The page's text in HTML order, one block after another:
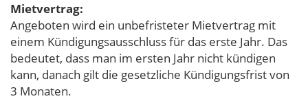
Mietvertrag:
Angeboten wird ein unbefristeter Mietvertrag mit
einem Kündigungsausschluss für das erste Jahr. Das
bedeutet, dass man im ersten Jahr nicht kündigen
kann, danach gilt die gesetzliche Kündigungsfrist von
3 Monaten.